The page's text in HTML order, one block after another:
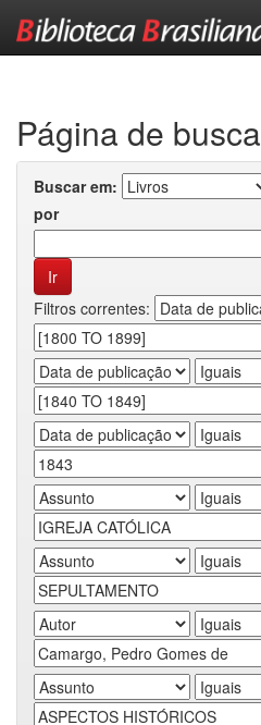
Página de busca
Buscar em:
por
Filtros correntes: